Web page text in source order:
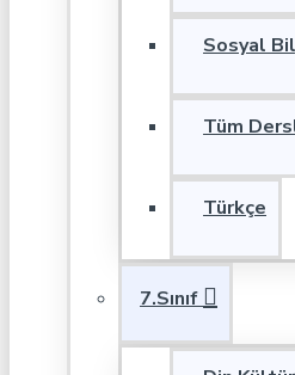
Sosyal
Tüm
Türkçe
7.Sınıf